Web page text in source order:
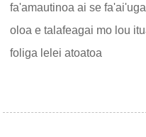
fa'amautinoa ai se
oloa e talafeagai mo lou
foliga lelei atoatoa